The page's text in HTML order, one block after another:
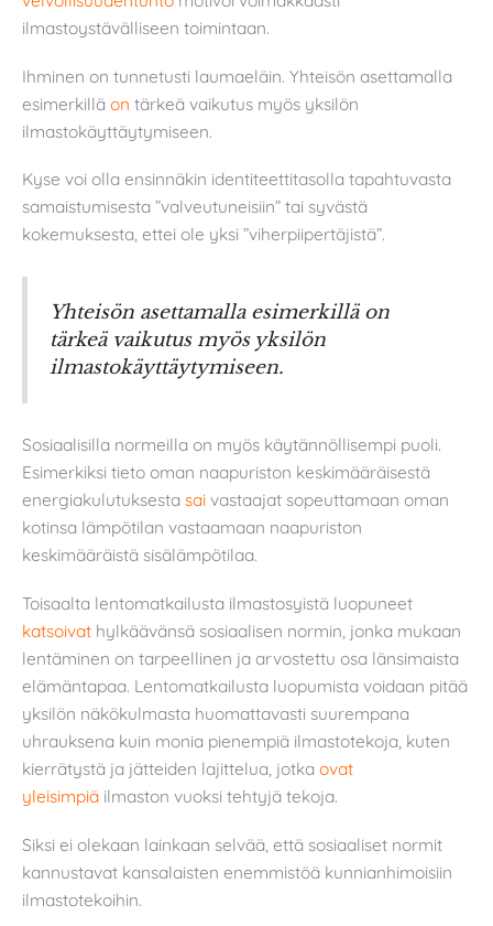
ilmastoystävälliseen toimintaan.
Ihminen on tunnetusti laumaeläin. Yhteisön asettamalla
esimerkillä on tärkeä vaikutus myös yksilön
ilmastokäyttäytymiseen.
Kyse voi olla ensinnäkin identiteettitasolla tapahtuvasta
samaistumisesta ”valveutuneisiin” tai syvästä
kokemuksesta, ettei ole yksi ”viherpiipertäjistä”.
Yhteisön asettamalla esimerkillä on
tärkeä vaikutus myös yksilön
ilmastokäyttäytymiseen.
Sosiaalisilla normeilla on myös käytännöllisempi puoli.
Esimerkiksi tieto oman naapuriston keskimääräisestä
energiakulutuksesta sai vastaajat sopeuttamaan oman
kotinsa lämpötilan vastaamaan naapuriston
keskimääräistä sisälämpötilaa.
Toisaalta lentomatkailusta ilmastosyistä luopuneet
katsoivat hylkäävänsä sosiaalisen normin, jonka mukaan
lentäminen on tarpeellinen ja arvostettu osa länsimaista
elämäntapaa. Lentomatkailusta luopumista voidaan pitää
yksilön näkökulmasta huomattavasti suurempana
uhrauksena kuin monia pienempiä ilmastotekoja, kuten
kierrätystä ja jätteiden lajittelua, jotka ovat
yleisimpiä ilmaston vuoksi tehtyjä tekoja.
Siksi ei olekaan lainkaan selvää, että sosiaaliset normit
kannustavat kansalaisten enemmistöä kunnianhimoisiin
ilmastotekoihin.